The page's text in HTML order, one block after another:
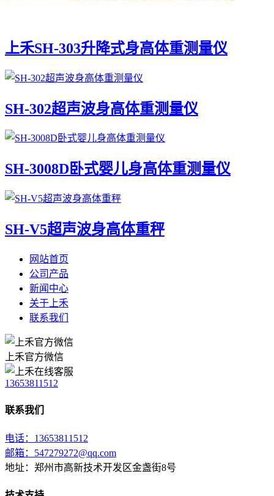
上禾SH-303升降式身高体重测量仪
SH-302超声波身高体重测量仪
SH-3008D卧式婴儿身高体重测量仪
SH-V5超声波身高体重秤
网站首页
公司产品
新闻中心
关于上禾
联系我们
上禾官方微信
13653811512
联系我们
电话：13653811512
邮箱：547279272@qq.com
地址：郑州市高新技术开发区金盏街8号